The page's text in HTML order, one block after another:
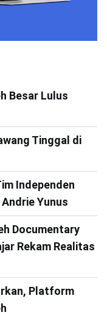
Besar Lulus
Tinggal di
Independen
Yunus
Documentary
Rekam Realitas
Platform